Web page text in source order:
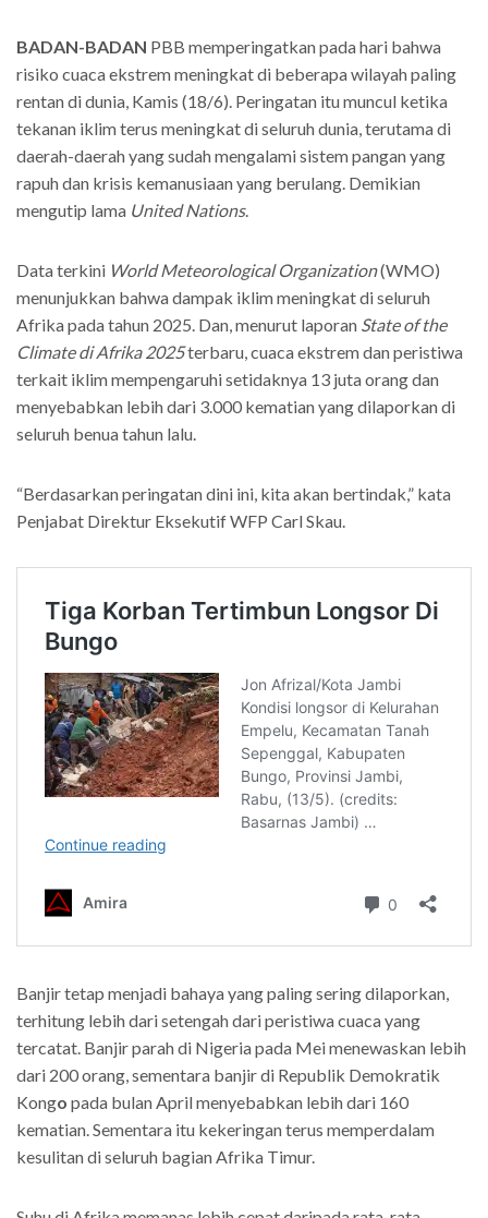
BADAN-BADAN PBB memperingatkan pada hari bahwa
risiko cuaca ekstrem meningkat di beberapa wilayah paling
rentan di dunia, Kamis (18/6). Peringatan itu muncul ketika
tekanan iklim terus meningkat di seluruh dunia, terutama di
daerah-daerah yang sudah mengalami sistem pangan yang
rapuh dan krisis kemanusiaan yang berulang. Demikian
mengutip lama United Nations.
Data terkini World Meteorological Organization(WMO)
menunjukkan bahwa dampak iklim meningkat di seluruh
Afrika pada tahun 2025. Dan, menurut laporan State of the
Climate di Afrika 2025terbaru, cuaca ekstrem dan peristiwa
terkait iklim mempengaruhi setidaknya 13 juta orang dan
menyebabkan lebih dari 3.000 kematian yang dilaporkandi
seluruh benua tahun lalu.
“Berdasarkan peringatan dini ini, kita akan bertindak,” kata
Penjabat Direktur Eksekutif WFP Carl Skau.
Banjir tetap menjadi bahaya yang paling sering dilaporkan,
terhitung lebih dari setengah dari peristiwa cuaca yang
tercatat. Banjir parah di Nigeria pada Mei menewaskan lebih
dari 200 orang, sementara banjir di Republik Demokratik
Kongo pada bulan April menyebabkan lebih dari 160
kematian. Sementara itu kekeringan terus memperdalam
kesulitan di seluruh bagian Afrika Timur.